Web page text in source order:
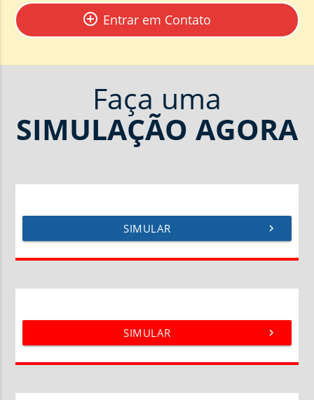
add_circle_outline Entrar em Contato
Faça uma
SIMULAÇÃO AGORA
chevron_right
SIMULAR
chevron_right
SIMULAR